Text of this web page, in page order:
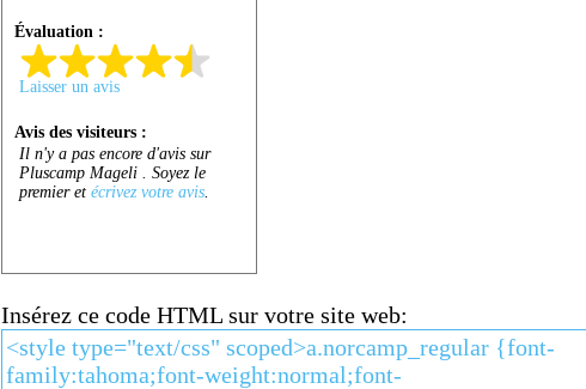
Insérez ce code HTML sur votre site web: